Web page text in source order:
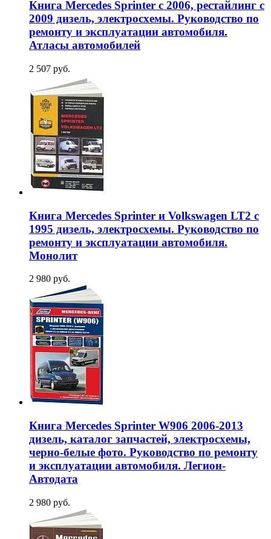
Книга Mercedes Sprinter с 2006, рестайлинг с
2009 дизель, электросхемы. Руководство по
ремонту и эксплуатации автомобиля.
Атласы автомобилей
2 507 руб.
Книга Mercedes Sprinter и Volkswagen LT2 c
1995 дизель, электросхемы. Руководство по
ремонту и эксплуатации автомобиля.
Монолит
2 980 руб.
Книга Mercedes Sprinter W906 2006-2013
дизель, каталог запчастей, электросхемы,
черно-белые фото. Руководство по ремонту
и эксплуатации автомобиля. Легион-
Aвтодата
2 980 руб.